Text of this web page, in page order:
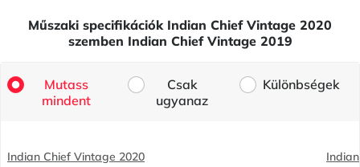
Műszaki specifikációk Indian Chief Vintage 2020
szemben Indian Chief Vintage 2019
Mutass
mindent
Csak
ugyanaz
Különbségek
Indian Chief Vintage 2020